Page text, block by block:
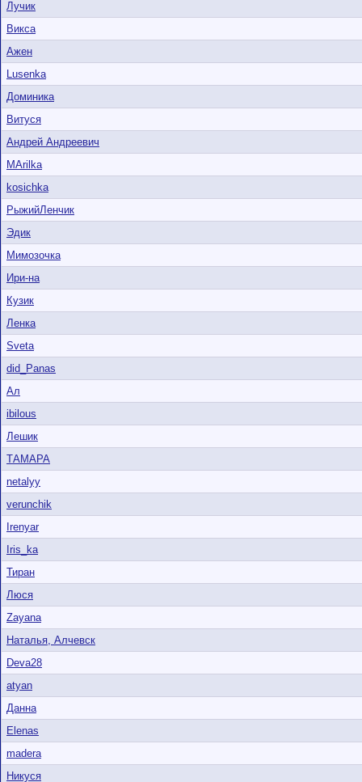
Лучик
Викса
Ажен
Lusenka
Доминика
Витуся
Андрей Андреевич
MArilka
kosichka
РыжийЛенчик
Эдик
Мимозочка
Ири-на
Кузик
Ленка
Sveta
did_Panas
Ал
ibilous
Лешик
ТАМАРА
netalyy
verunchik
Irenyar
Iris_ka
Тиран
Люся
Zayana
Наталья, Алчевск
Deva28
atyan
Данна
Elenas
madera
Никуся